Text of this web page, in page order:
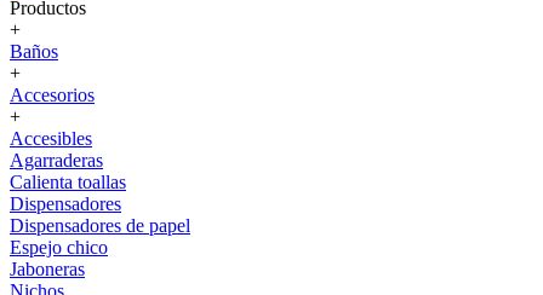
Productos
+
Baños
+
Accesorios
+
Accesibles
Agarraderas
Calienta toallas
Dispensadores
Dispensadores de papel
Espejo chico
Jaboneras
Nichos